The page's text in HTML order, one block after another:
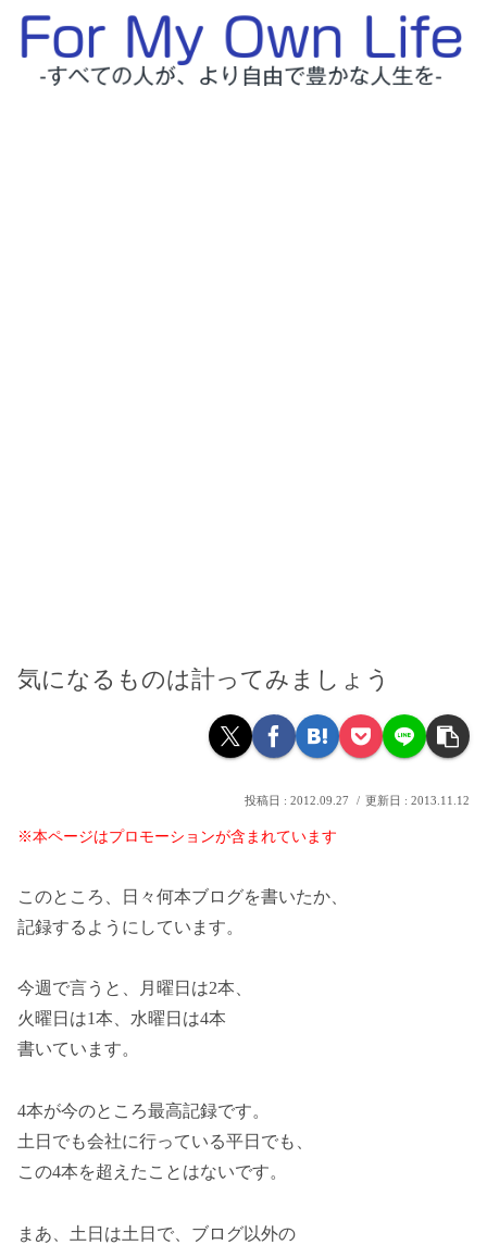
気になるものは計ってみましょう
2012.09.27 2013.11.12
※本ページはプロモーションが含まれています
このところ、日々何本ブログを書いたか、
記録するようにしています。
今週で言うと、月曜日は2本、
火曜日は1本、水曜日は4本
書いています。
4本が今のところ最高記録です。
土日でも会社に行っている平日でも、
この4本を超えたことはないです。
まあ、土日は土日で、ブログ以外の